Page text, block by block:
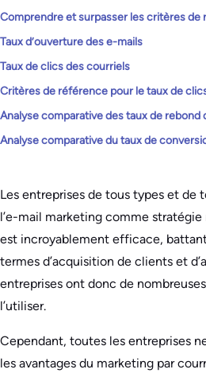
Comprendre et surpasser les critères de
Taux d’ouverture des e-mails
Taux de clics des courriels
Critères de référence pour le taux de
Analyse comparative des taux de
Analyse comparative du taux de
Les entreprises de tous types et de
l’e-mail marketing comme stratégie
est incroyablement efficace,
termes d’acquisition de clients et
entreprises ont donc de
l’utiliser.
Cependant, toutes les entreprises
les avantages du marketing par